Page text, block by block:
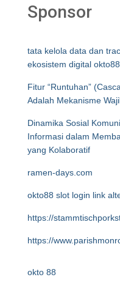
Sponsor
tata kelola data dan
ekosistem digital okto88
Fitur “Runtuhan”
Adalah Mekanisme
Dinamika Sosial
Informasi dalam
yang Kolaboratif
ramen-days.com
okto88 slot login link
https://
https://
okto 88